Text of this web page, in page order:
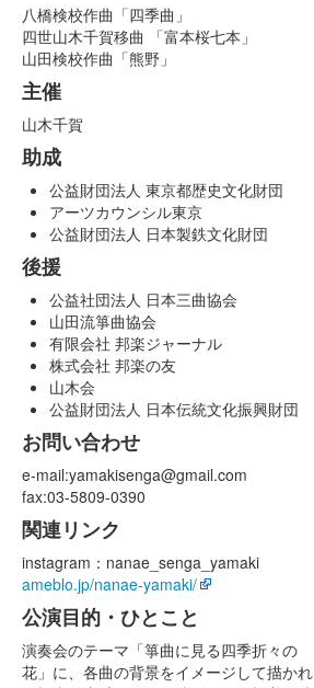
八橋検校作曲「四季曲」
四世山木千賀移曲 「富本桜七本」
山田検校作曲「熊野」
主催
山木千賀
助成
公益財団法人 東京都歴史文化財団
アーツカウンシル東京
公益財団法人 日本製鉄文化財団
後援
公益社団法人 日本三曲協会
山田流箏曲協会
有限会社 邦楽ジャーナル
株式会社 邦楽の友
山木会
公益財団法人 日本伝統文化振興財団
お問い合わせ
e-mail:yamakisenga@gmail.com
fax:03-5809-0390
関連リンク
instagram：nanae_senga_yamaki
ameblo.jp/nanae-yamaki/
公演目的・ひとこと
演奏会のテーマ「箏曲に見る四季折々の
花」に、各曲の背景をイメージして描かれ